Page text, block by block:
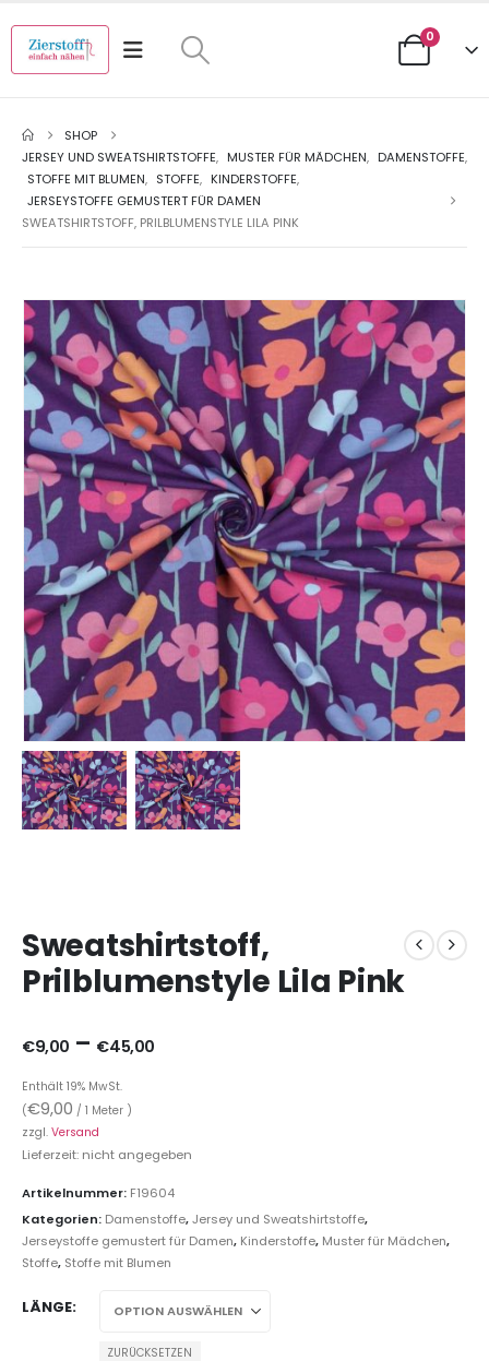
0
SHOP
JERSEY UND SWEATSHIRTSTOFFE, MUSTER FÜR MÄDCHEN, DAMENSTOFFE,
STOFFE MIT BLUMEN, STOFFE, KINDERSTOFFE,
JERSEYSTOFFE GEMUSTERT FÜR DAMEN
SWEATSHIRTSTOFF, PRILBLUMENSTYLE LILA PINK
Sweatshirtstoff,
Prilblumenstyle Lila Pink
€9,00 – €45,00
Enthält 19% MwSt.
(€9,00 / 1 Meter )
zzgl. Versand
Lieferzeit: nicht angegeben
Artikelnummer: F19604
Kategorien: Damenstoffe,Jersey und Sweatshirtstoffe,
Jerseystoffe gemustert für Damen, Kinderstoffe, Muster für Mädchen,
Stoffe, Stoffe mit Blumen
LÄNGE
ZURÜCKSETZEN